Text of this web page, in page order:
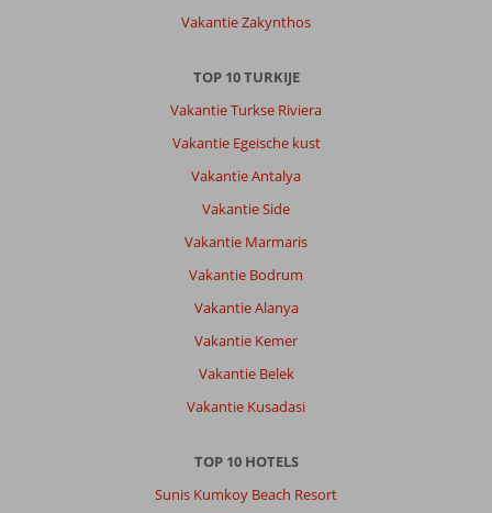
Vakantie Zakynthos
TOP 10 TURKIJE
Vakantie Turkse Riviera
Vakantie Egeische kust
Vakantie Antalya
Vakantie Side
Vakantie Marmaris
Vakantie Bodrum
Vakantie Alanya
Vakantie Kemer
Vakantie Belek
Vakantie Kusadasi
TOP 10 HOTELS
Sunis Kumkoy Beach Resort